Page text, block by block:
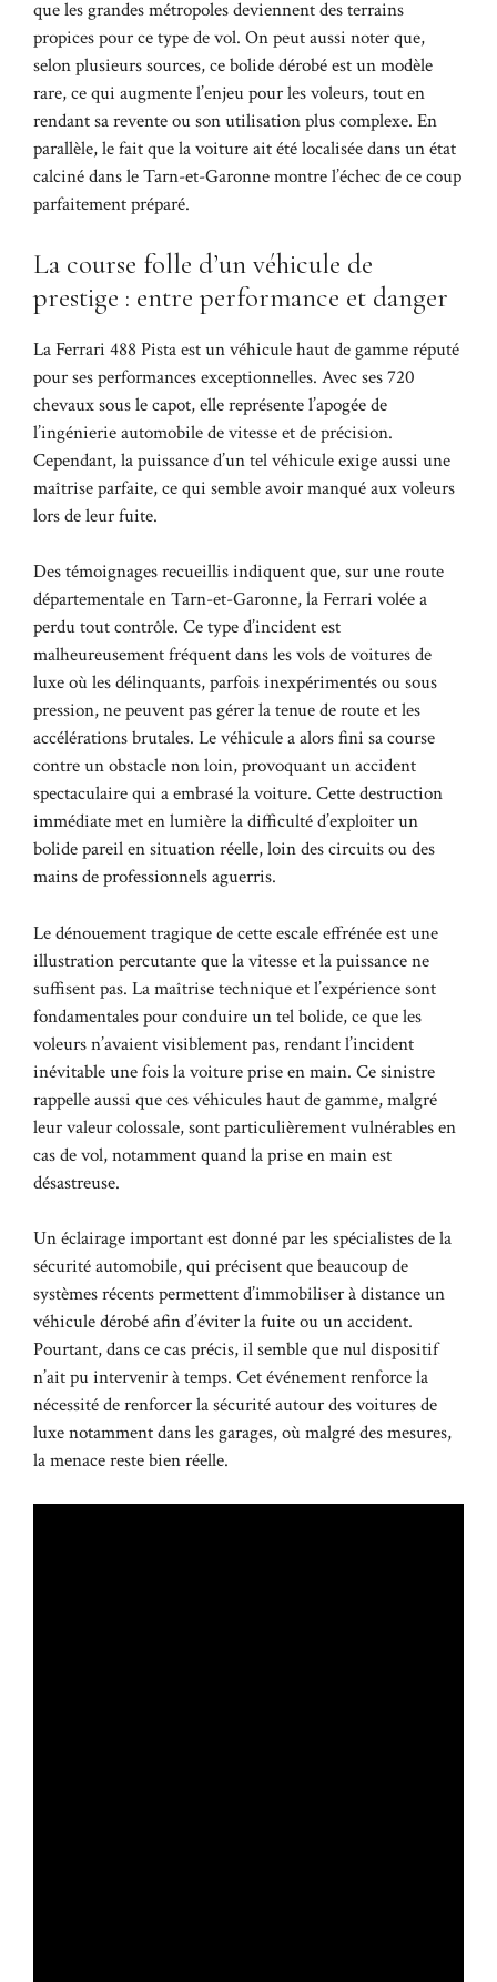
que les grandes métropoles deviennent des terrains
propices pour ce type de vol. On peut aussi noter que,
selon plusieurs sources, ce bolide dérobé est un modèle
rare, ce qui augmente l’enjeu pour les voleurs, tout en
rendant sa revente ou son utilisation plus complexe. En
parallèle, le fait que la voiture ait été localisée dans un état
calciné dans le Tarn-et-Garonne montre l’échec de ce coup
parfaitement préparé.
La course folle d’un véhicule de
prestige : entre performance et danger
La Ferrari 488 Pista est un véhicule haut de gamme réputé
pour ses performances exceptionnelles. Avec ses 720
chevaux sous le capot, elle représente l’apogée de
l’ingénierie automobile de vitesse et de précision.
Cependant, la puissance d’un tel véhicule exige aussi une
maîtrise parfaite, ce qui semble avoir manqué aux voleurs
lors de leur fuite.
Des témoignages recueillis indiquent que, sur une route
départementale en Tarn-et-Garonne, la Ferrari volée a
perdu tout contrôle. Ce type d’incident est
malheureusement fréquent dans les vols de voitures de
luxe où les délinquants, parfois inexpérimentés ou sous
pression, ne peuvent pas gérer la tenue de route et les
accélérations brutales. Le véhicule a alors fini sa course
contre un obstacle non loin, provoquant un accident
spectaculaire qui a embrasé la voiture. Cette destruction
immédiate met en lumière la difficulté d’exploiter un
bolide pareil en situation réelle, loin des circuits ou des
mains de professionnels aguerris.
Le dénouement tragique de cette escale effrénée est une
illustration percutante que la vitesse et la puissance ne
suffisent pas. La maîtrise technique et l’expérience sont
fondamentales pour conduire un tel bolide, ce que les
voleurs n’avaient visiblement pas, rendant l’incident
inévitable une fois la voiture prise en main. Ce sinistre
rappelle aussi que ces véhicules haut de gamme, malgré
leur valeur colossale, sont particulièrement vulnérables en
cas de vol, notamment quand la prise en main est
désastreuse.
Un éclairage important est donné par les spécialistes de la
sécurité automobile, qui précisent que beaucoup de
systèmes récents permettent d’immobiliser à distance un
véhicule dérobé afin d’éviter la fuite ou un accident.
Pourtant, dans ce cas précis, il semble que nul dispositif
n’ait pu intervenir à temps. Cet événement renforce la
nécessité de renforcer la sécurité autour des voitures de
luxe notamment dans les garages, où malgré des mesures,
la menace reste bien réelle.